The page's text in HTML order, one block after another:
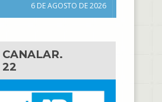
6 DE AGOSTO DE 2026
CANALAR.
22